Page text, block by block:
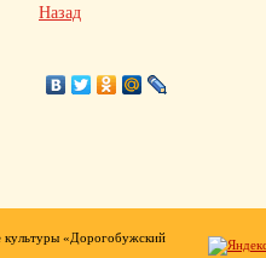
Назад
«Дорогобужский